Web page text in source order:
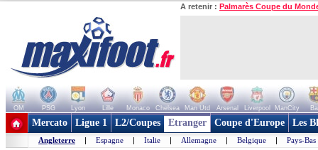
A retenir : Palmarès Coupe du
OM PSG Lyon Lille Monaco Chelsea Man Utd Arsenal Liverpool ManCity
+ de clubs
Mercato Ligue 1 L2/Coupes Etranger Coupe d'Europe Les
Angleterre | Espagne | Italie | Allemagne | Belgique | Pays-Bas